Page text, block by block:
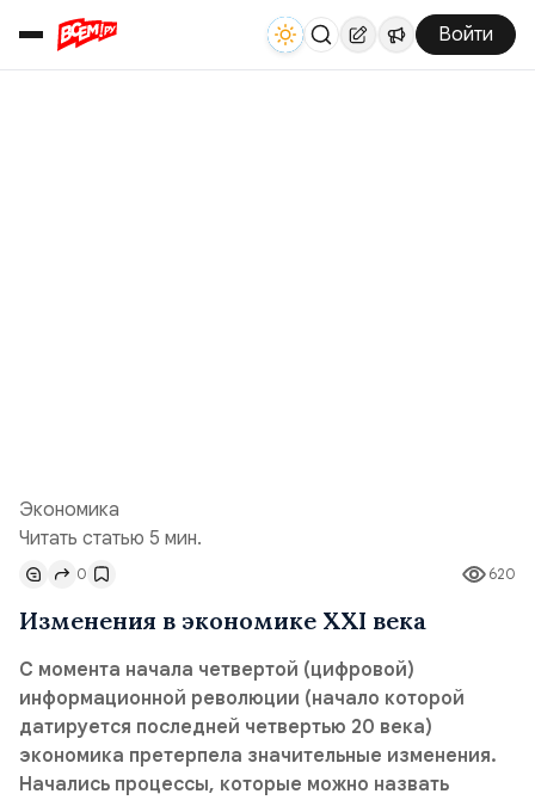
Войти
Экономика
Читать статью 5 мин.
620
0
Изменения в экономике XXI века
С момента начала четвертой (цифровой)
информационной революции (начало которой
датируется последней четвертью 20 века)
экономика претерпела значительные изменения.
Начались процессы, которые можно назвать